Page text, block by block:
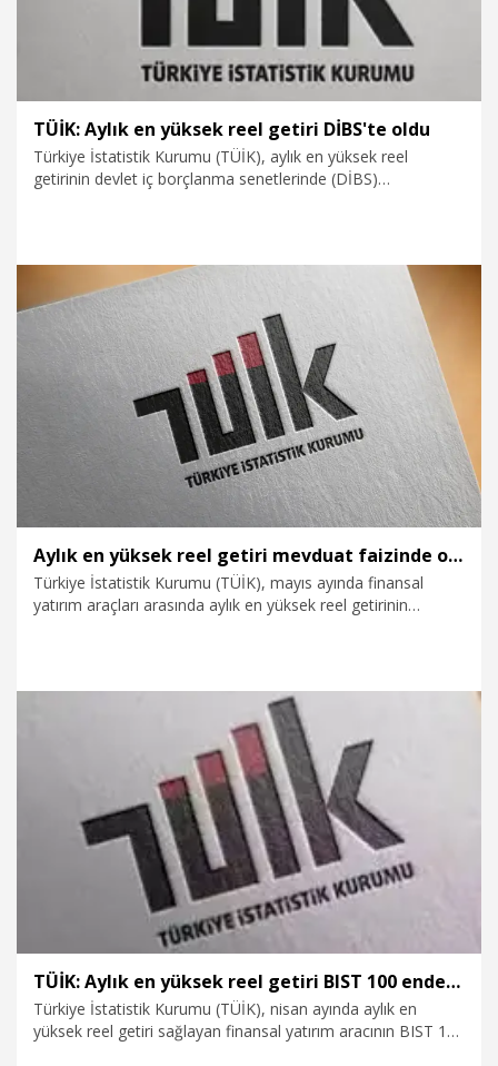
TÜİK: Aylık en yüksek reel getiri DİBS'te oldu
Türkiye İstatistik Kurumu (TÜİK), aylık en yüksek reel
getirinin devlet iç borçlanma senetlerinde (DİBS)
8.07.2026 Ekonomi
Aylık en yüksek reel getiri mevduat faizinde oldu
Türkiye İstatistik Kurumu (TÜİK), mayıs ayında finansal
yatırım araçları arasında aylık en yüksek reel getirinin
Ekonomi
TÜİK: Aylık en yüksek reel getiri BIST 100 endeksinde oldu
Türkiye İstatistik Kurumu (TÜİK), nisan ayında aylık en
yüksek reel getiri sağlayan finansal yatırım aracının BIST 100